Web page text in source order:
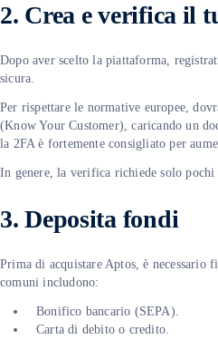
2. Crea e verifica il
Dopo aver scelto la piattaforma,
sicura.
Per rispettare le normative europee,
(Know Your Customer), caricando un
la 2FA è fortemente consigliato per
In genere, la verifica richiede solo
3. Deposita fondi
Prima di acquistare Aptos, è
comuni includono:
Bonifico bancario (SEPA).
Carta di debito o credito.